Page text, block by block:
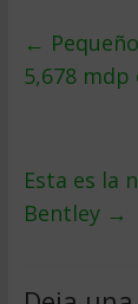
←
5,678 mdp
Esta es la
Bentley →